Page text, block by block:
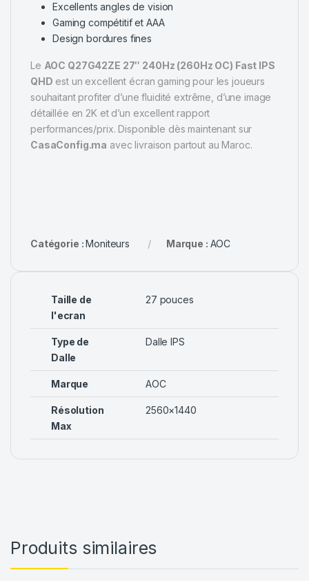
Excellents angles de vision
Gaming compétitif et AAA
Design bordures fines
Le AOC Q27G42ZE 27″ 240Hz (260Hz OC) Fast IPS
QHD est un excellent écran gaming pour les joueurs
souhaitant profiter d’une fluidité extrême, d’une image
détaillée en 2K et d’un excellent rapport
performances/prix. Disponible dès maintenant sur
CasaConfig.ma avec livraison partout au Maroc.
Catégorie :Moniteurs Marque : AOC
Taille de
l'ecran
27 pouces
Type de
Dalle
Dalle IPS
Marque AOC
Résolution
Max
2560×1440
Produits similaires